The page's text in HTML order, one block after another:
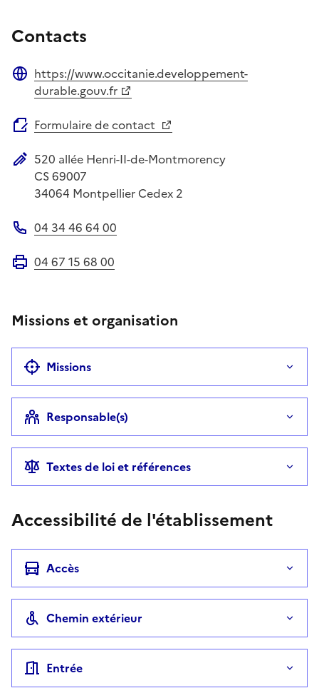
Contacts
Site web
https://www.occitanie.developpement-
durable.gouv.fr
Formulaire de contact
Adresse postale
520 allée Henri-II-de-Montmorency
CS 69007
34064 Montpellier Cedex 2
04 34 46 64 00
04 67 15 68 00
Missions et organisation
Missions
Responsable(s)
Textes de loi et références
Accessibilité de l'établissement
Accès
Chemin extérieur
Entrée